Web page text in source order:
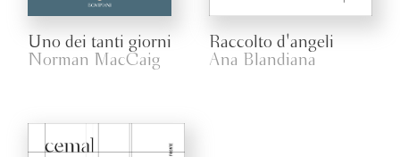
Uno dei tanti giorni
Norman MacCaig
Raccolto d'angeli
Ana Blandiana